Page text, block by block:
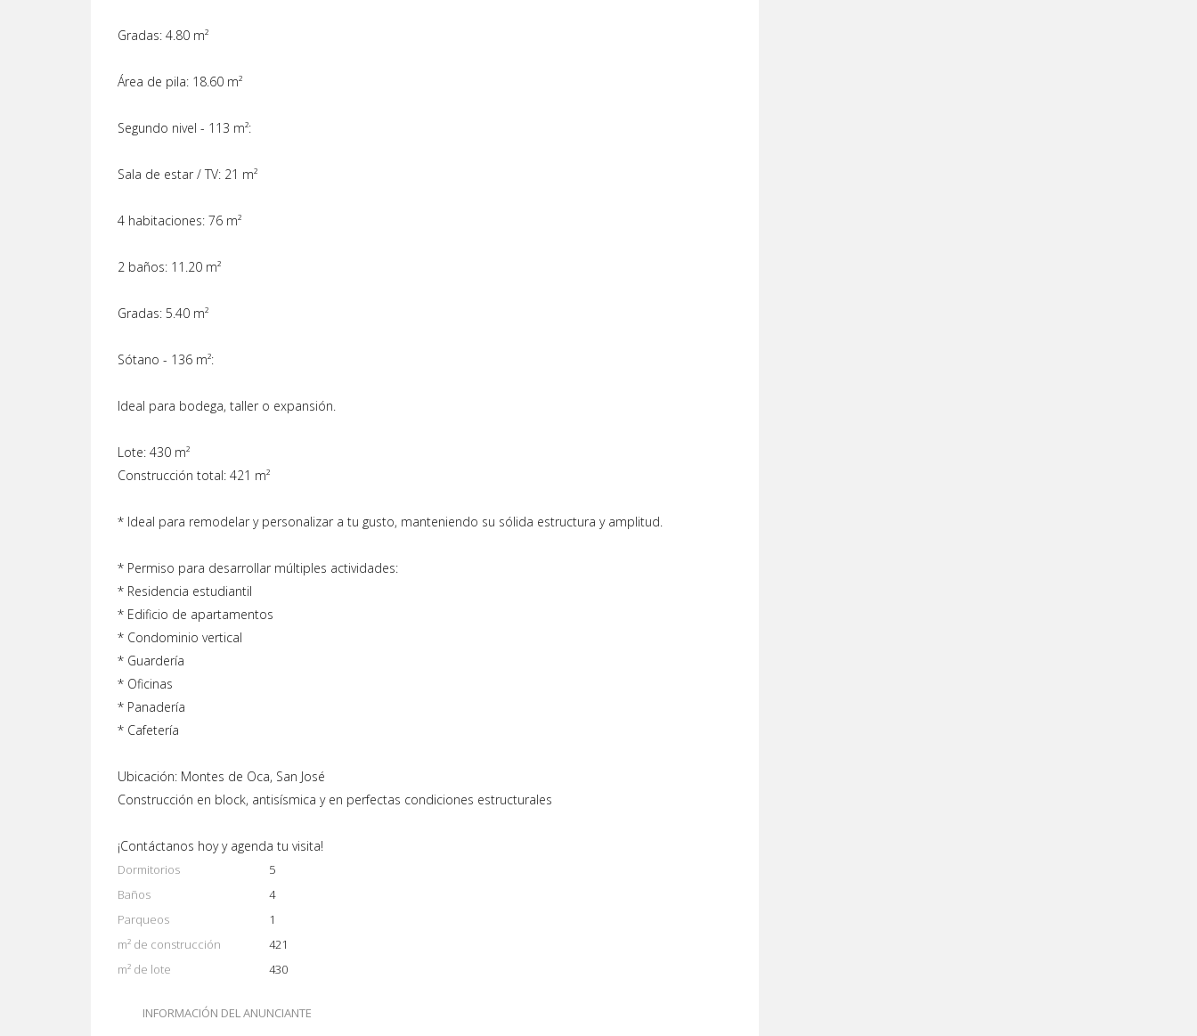
Gradas: 4.80 m²
Área de pila: 18.60 m²
Segundo nivel - 113 m²:
Sala de estar / TV: 21 m²
4 habitaciones: 76 m²
2 baños: 11.20 m²
Gradas: 5.40 m²
Sótano - 136 m²:
Ideal para bodega, taller o expansión.
Lote: 430 m²
Construcción total: 421 m²
* Ideal para remodelar y personalizar a tu gusto, manteniendo su sólida estructura y amplitud.
* Permiso para desarrollar múltiples actividades:
* Residencia estudiantil
* Edificio de apartamentos
* Condominio vertical
* Guardería
* Oficinas
* Panadería
* Cafetería
Ubicación: Montes de Oca, San José
Construcción en block, antisísmica y en perfectas condiciones estructurales
¡Contáctanos hoy y agenda tu visita!
Dormitorios
5
Baños
4
Parqueos
1
m² de construcción
421
m² de lote
430
INFORMACIÓN DEL ANUNCIANTE